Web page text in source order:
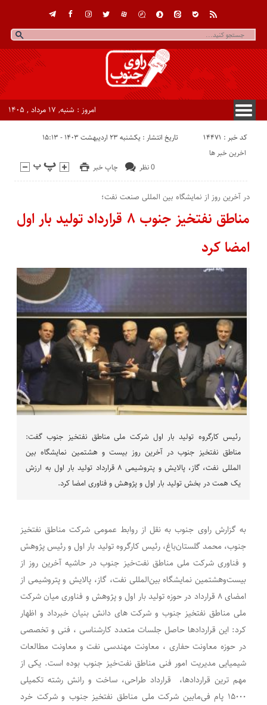
امروز : شنبه, ۱۷ مرداد , ۱۴۰۵
کد خبر : 14471 تاریخ انتشار : یکشنبه ۲۳ اردیبهشت ۱۴۰۳ - ۱۵:۱۳
چاپ خبر 0 نظر
اخرین خبر ها
در آخرین روز از نمایشگاه بین المللی صنعت نفت؛
مناطق نفتخیز جنوب ۸ قرارداد تولید بار اول
امضا كرد
رئیس کارگروه تولید بار اول شرکت ملی مناطق نفتخیز جنوب گفت:
مناطق نفتخیز جنوب در آخرین روز بیست و هشتمین نمایشگاه بین
المللی نفت، گاز، پالایش و پتروشیمی ۸ قرارداد تولید بار اول به ارزش
یک همت در بخش تولید بار اول و پژوهش و فناوری امضا کرد.
به گزارش راوی جنوب به نقل از روابط عمومی شرکت مناطق نفتخیز
جنوب، محمد گلستان‌باغ، رئیس کارگروه تولید بار اول و رئیس پژوهش
و فناوری شرکت ملی مناطق نفت‌خیز جنوب در حاشیه آخرین روز از
بیست‌وهشتمین نمایشگاه بین‌المللی نفت، گاز، پالایش و پتروشیمی از
امضای ٨ قرارداد در حوزه تولید بار اول و پژوهش و فناوری میان شرکت
ملی مناطق نفتخیز جنوب و شرکت های دانش بنیان خبرداد و اظهار
کرد: این قراردادها حاصل جلسات متعدد کارشناسی ، فنی و تخصصی
در حوزه معاونت حفاری ، معاونت مهندسی نفت و معاونت مطالعات
شیمیایی مدیریت امور فنی مناطق نفت‌خیز جنوب بوده است. یکی از
مهم ترین قراردادها، قرارداد طراحی، ساخت و رانش رشته تکمیلی
۱۵۰۰۰ پام فی‌مابین شرکت ملی مناطق نفتخیز جنوب و شرکت خرد